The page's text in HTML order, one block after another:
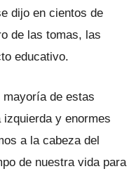
dijo en cientos de
de las tomas, las
educativo.
de estas
y enormes
a la cabeza del
de nuestra vida para